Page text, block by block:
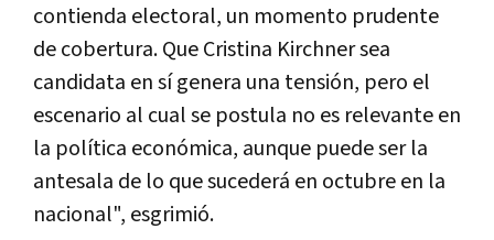
contienda electoral, un momento prudente
de cobertura. Que Cristina Kirchner sea
candidata en sí genera una tensión, pero el
escenario al cual se postula no es relevante en
la política económica, aunque puede ser la
antesala de lo que sucederá en octubre en la
nacional", esgrimió.